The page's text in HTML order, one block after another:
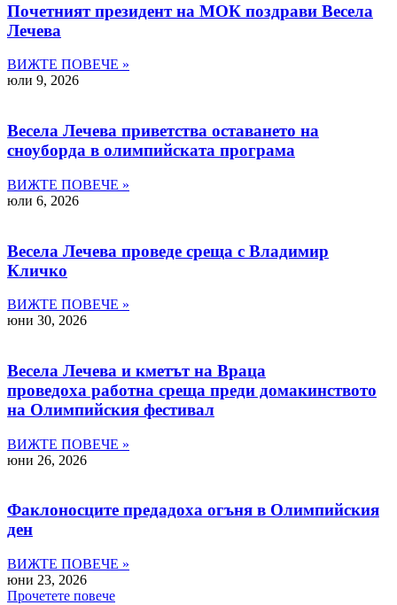
Почетният президент на МОК поздрави Весела
Лечева
ВИЖТЕ ПОВЕЧЕ »
юли 9, 2026
Весела Лечева приветства оставането на
сноуборда в олимпийската програма
ВИЖТЕ ПОВЕЧЕ »
юли 6, 2026
Весела Лечева проведе среща с Владимир
Кличко
ВИЖТЕ ПОВЕЧЕ »
юни 30, 2026
Весела Лечева и кметът на Враца
проведоха работна среща преди домакинството
на Олимпийския фестивал
ВИЖТЕ ПОВЕЧЕ »
юни 26, 2026
Факлоносците предадоха огъня в Олимпийския
ден
ВИЖТЕ ПОВЕЧЕ »
юни 23, 2026
Прочетете повече